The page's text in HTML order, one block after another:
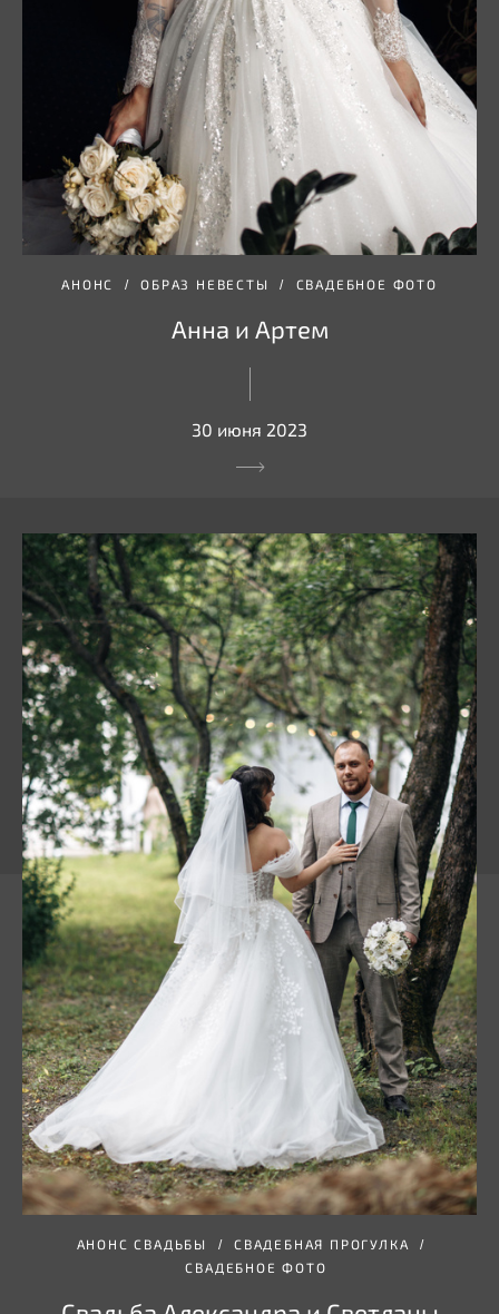
АНОНС ОБРАЗ НЕВЕСТЫ СВАДЕБНОЕ ФОТО
Анна и Артем
30 июня 2023
АНОНС СВАДЬБЫ
СВАДЕБНАЯ ПРОГУЛКА
СВАДЕБНОЕ ФОТО